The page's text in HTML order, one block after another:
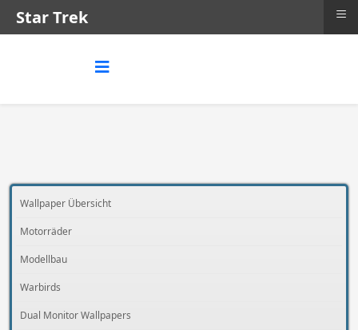
Wallpaper Übersicht
Motorräder
Modellbau
Warbirds
Dual Monitor Wallpapers
Star Trek ≡